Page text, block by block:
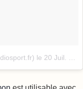
le 20 Juil. 2016 à 6h23 PDT